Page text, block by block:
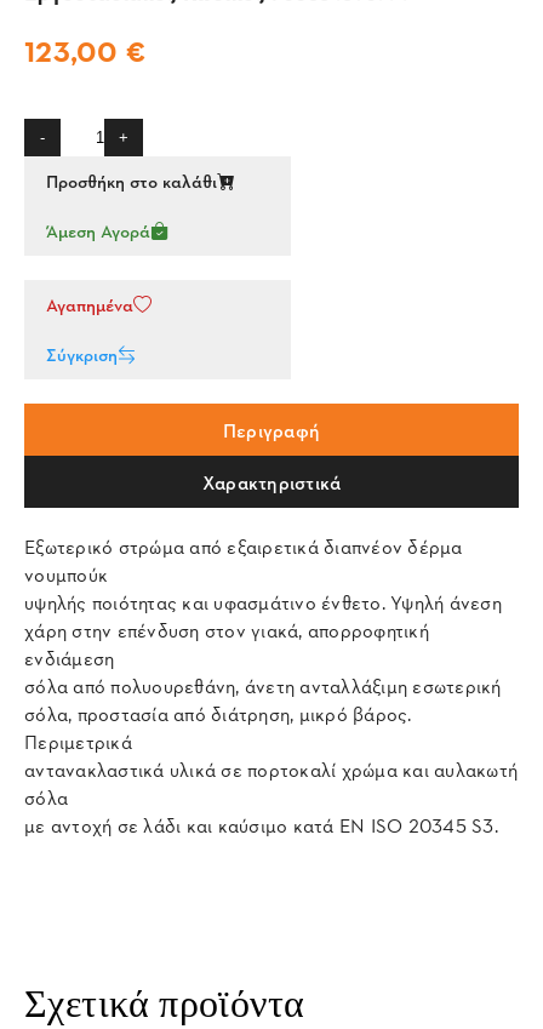
123,00 €
- +
Προσθήκη στο καλάθι
Άμεση Αγορά
Αγαπημένα
Σύγκριση
Περιγραφή
Χαρακτηριστικά
Εξωτερικό στρώμα από εξαιρετικά διαπνέον δέρμα
νουμπούκ
υψηλής ποιότητας και υφασμάτινο ένθετο. Υψηλή άνεση
χάρη στην επένδυση στον γιακά, απορροφητική
ενδιάμεση
σόλα από πολυουρεθάνη, άνετη ανταλλάξιμη εσωτερική
σόλα, προστασία από διάτρηση, μικρό βάρος.
Περιμετρικά
αντανακλαστικά υλικά σε πορτοκαλί χρώμα και αυλακωτή
σόλα
με αντοχή σε λάδι και καύσιμο κατά EN ISO 20345 S3.
Σχετικά προϊόντα